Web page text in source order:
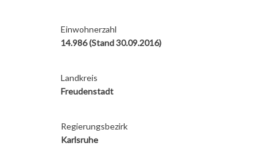
Einwohnerzahl
14.986 (Stand 30.09.2016)
Landkreis
Freudenstadt
Regierungsbezirk
Karlsruhe